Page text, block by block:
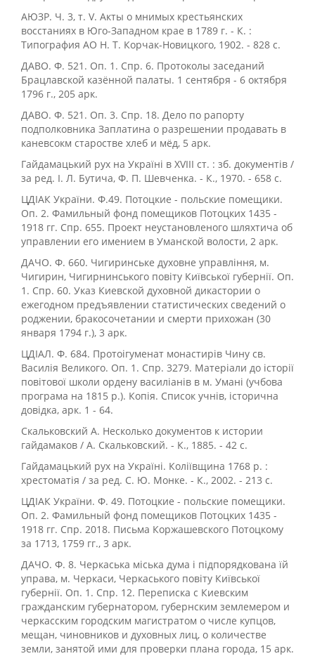
АЮЗР. Ч. 3, т. V. Акты о мнимых крестьянских
восстаниях в Юго-Западном крае в 1789 г. - К. :
Типография АО Н. Т. Корчак-Новицкого, 1902. - 828 с.
ДАВО. Ф. 521. Оп. 1. Спр. 6. Протоколы заседаний
Брацлавской казённой палаты. 1 сентября - 6 октября
1796 г., 205 арк.
ДАВО. Ф. 521. Оп. 3. Спр. 18. Дело по рапорту
подполковника Заплатина о разрешении продавать в
каневсокм старостве хлеб и мёд, 5 арк.
Гайдамацький рух на Україні в XVIII ст. : зб. документів /
за ред. І. Л. Бутича, Ф. П. Шевченка. - К., 1970. - 658 с.
ЦДІАК України. Ф.49. Потоцкие - польские помещики.
Оп. 2. Фамильный фонд помещиков Потоцких 1435 -
1918 гг. Спр. 655. Проект неустановленого шляхтича об
управлении его имением в Уманской волости, 2 арк.
ДАЧО. Ф. 660. Чигиринське духовне управління, м.
Чигирин, Чигирнинського повіту Київської губернії. Оп.
1. Спр. 60. Указ Киевской духовной дикастории о
ежегодном предъявлении статистических сведений о
роджении, бракосочетании и смерти прихожан (30
января 1794 г.), 3 арк.
ЦДІАЛ. Ф. 684. Протоігуменат монастирів Чину св.
Василія Великого. Оп. 1. Спр. 3279. Матеріали до історії
повітової школи ордену василіанів в м. Умані (учбова
програма на 1815 р.). Копія. Список учнів, історична
довідка, арк. 1 - 64.
Скальковский А. Несколько документов к истории
гайдамаков / А. Скальковский. - К., 1885. - 42 с.
Гайдамацький рух на Україні. Коліївщина 1768 р. :
хрестоматія / за ред. С. Ю. Монке. - К., 2002. - 213 с.
ЦДІАК України. Ф. 49. Потоцкие - польские помещики.
Оп. 2. Фамильный фонд помещиков Потоцких 1435 -
1918 гг. Спр. 2018. Письма Коржашевского Потоцкому
за 1713, 1759 гг., 3 арк.
ДАЧО. Ф. 8. Черкаська міська дума і підпорядкована їй
управа, м. Черкаси, Черкаського повіту Київської
губернії. Оп. 1. Спр. 12. Переписка с Киевским
гражданским губернатором, губернским землемером и
черкасским городским магистратом о числе купцов,
мещан, чиновников и духовных лиц, о количестве
земли, занятой ими для проверки плана города, 15 арк.